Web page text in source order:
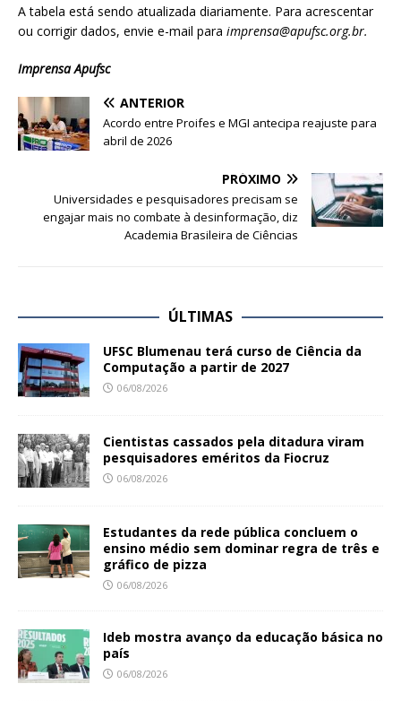
A tabela está sendo atualizada diariamente. Para acrescentar
ou corrigir dados, envie e-mail para imprensa@apufsc.org.br.
Imprensa Apufsc
ANTERIOR
Acordo entre Proifes e MGI antecipa reajuste para
abril de 2026
PRÓXIMO
Universidades e pesquisadores precisam se
engajar mais no combate à desinformação, diz
Academia Brasileira de Ciências
ÚLTIMAS
UFSC Blumenau terá curso de Ciência da
Computação a partir de 2027
06/08/2026
Cientistas cassados pela ditadura viram
pesquisadores eméritos da Fiocruz
06/08/2026
Estudantes da rede pública concluem o
ensino médio sem dominar regra de três e
gráfico de pizza
06/08/2026
Ideb mostra avanço da educação básica no
país
06/08/2026